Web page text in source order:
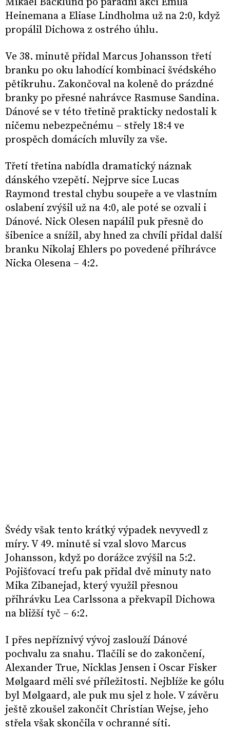
Heinemana a Eliase Lindholma už na 2:0, když
propálil Dichowa z ostrého úhlu.
Ve 38. minutě přidal Marcus Johansson třetí
branku po oku lahodící kombinaci švédského
pětikruhu. Zakončoval na koleně do prázdné
branky po přesné nahrávce Rasmuse Sandina.
Dánové se v této třetině prakticky nedostali k
ničemu nebezpečnému – střely 18:4 ve
prospěch domácích mluvily za vše.
Třetí třetina nabídla dramatický náznak
dánského vzepětí. Nejprve sice Lucas
Raymond trestal chybu soupeře a ve vlastním
oslabení zvýšil už na 4:0, ale poté se ozvali i
Dánové. Nick Olesen napálil puk přesně do
šibenice a snížil, aby hned za chvíli přidal další
branku Nikolaj Ehlers po povedené přihrávce
Nicka Olesena – 4:2.
Švédy však tento krátký výpadek nevyvedl z
míry. V 49. minutě si vzal slovo Marcus
Johansson, když po dorážce zvýšil na 5:2.
Pojišťovací trefu pak přidal dvě minuty nato
Mika Zibanejad, který využil přesnou
přihrávku Lea Carlssona a překvapil Dichowa
na bližší tyč – 6:2.
I přes nepříznivý vývoj zaslouží Dánové
pochvalu za snahu. Tlačili se do zakončení,
Alexander True, Nicklas Jensen i Oscar Fisker
Mølgaard měli své příležitosti. Nejblíže ke gólu
byl Mølgaard, ale puk mu sjel z hole. V závěru
ještě zkoušel zakončit Christian Wejse, jeho
střela však skončila v ochranné síti.